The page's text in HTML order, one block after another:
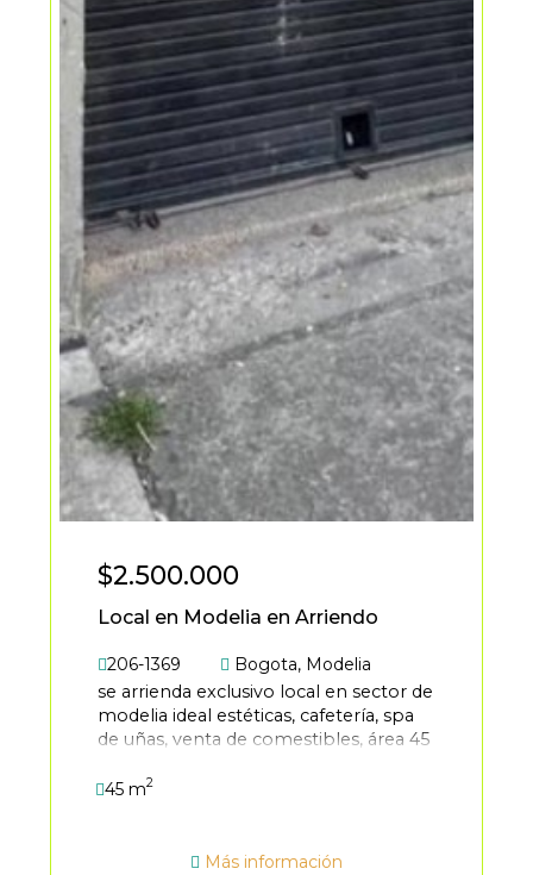
$2.500.000
Local en Modelia en Arriendo
206-1369 Bogota, Modelia
se arrienda exclusivo local en sector de
modelia ideal estéticas, cafetería, spa
de uñas, venta de comestibles, área 45
la avenida, fachada de granito gris,
acceso carrera 82, avenida esperanza,
45 m2
Más información